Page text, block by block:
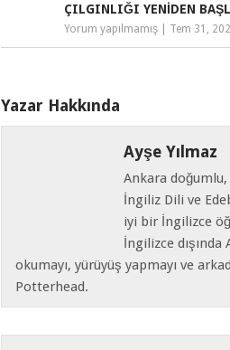
ÇILGINLIĞI YENIDEN
Yorum yapılmamış Tem 31,
Yazar Hakkında
Ayşe Yılmaz
Ankara
İngiliz Dili ve
iyi bir İngilizce
İngilizce
okumayı, yürüyüş yapmayı ve
Potterhead.